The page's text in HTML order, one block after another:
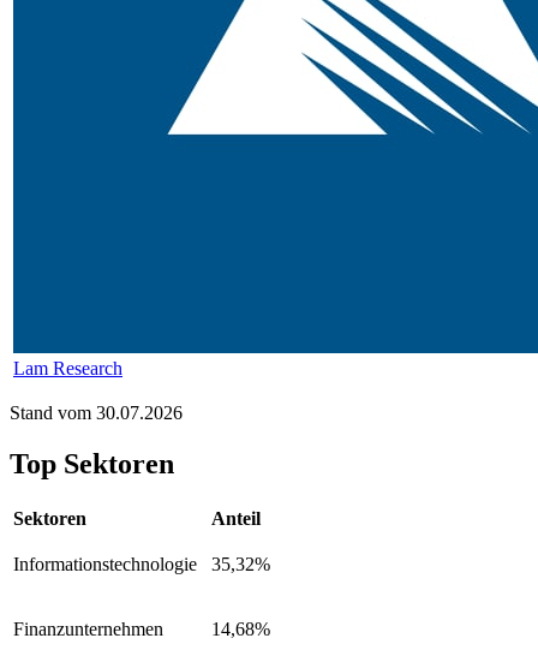
Lam Research
Stand vom 30.07.2026
Top Sektoren
Sektoren Anteil
Informationstechnologie 35,32%
Finanzunternehmen 14,68%